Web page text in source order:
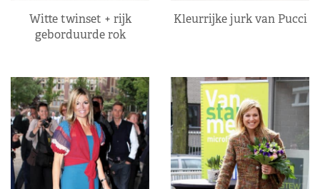
Witte twinset + rijk
geborduurde rok
Kleurrijke jurk van Pucci